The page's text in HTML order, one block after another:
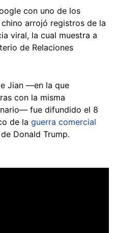
con uno de los
arrojó registros de la
viral, la cual muestra a
de Relaciones
Jian —en la que
con la misma
fue difundido el 8
de la guerra comercial
Donald Trump.